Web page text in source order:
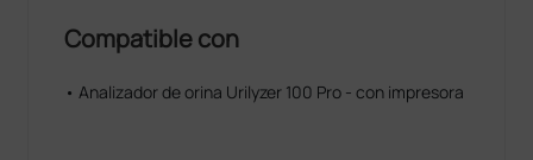
Compatible con
• Analizador de orina Urilyzer 100 Pro - con impresora